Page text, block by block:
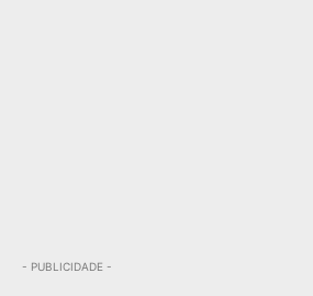
- PUBLICIDADE -